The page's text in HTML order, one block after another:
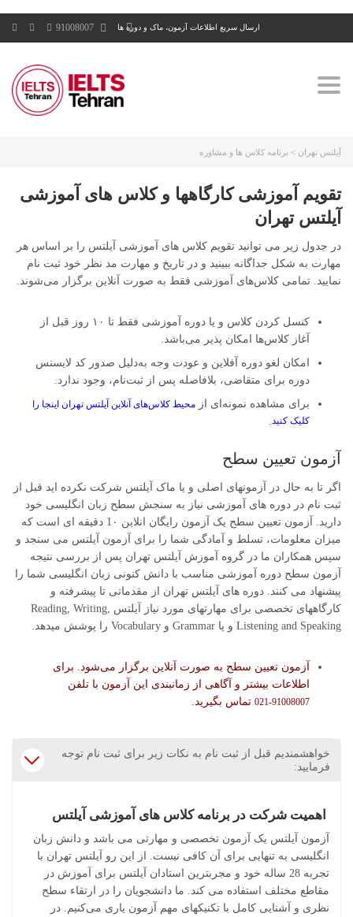
ارسال سریع اطلاعات آزمون، ماک و دوره ها 91008007
Toggle
آیلتس تهران > برنامه کلاس ها و مشاوره
تقویم آموزشی کارگاهها و کلاس های آموزشی
آیلتس تهران
در جدول زیر می توانید تقویم کلاس های آموزشی آیلتس را بر اساس هر
مهارت به شکل جداگانه ببینید و در تاریخ و مهارت مد نظر خود ثبت نام
نمایید. تمامی کلاس‌های آموزشی فقط به صورت آنلاین برگزار می‌شوند.
کنسل کردن کلاس و یا دوره آموزشی فقط تا ۱۰ روز قبل از
آغاز کلاس‌ها امکان پذیر می‌باشد.
امکان لغو دوره آفلاین و عودت وجه به‌دلیل صدور کد لایسنس
دوره برای متقاضی، بلافاصله پس از ثبت‌نام، وجود ندارد.
برای مشاهده نمونه‌ای از محیط کلاس‌های آنلاین آیلتس تهران اینجا را
کلیک کنید.
آزمون تعیین سطح
اگر تا به حال در آزمونهای اصلی و یا ماک آیلتس شرکت نکرده اید قبل از
ثبت نام در دوره های آموزشی نیاز به سنجش سطح زبان انگلیسی خود
دارید. آزمون تعیین سطح یک آزمون رایگان انلاین 1۰ دقیقه ای است که
میزان معلومات، تسلط و آمادگی شما را برای آزمون آیلتس می سنجد و
سپس همکاران ما در گروه آموزش آیلتس تهران پس از بررسی نتیجه
آزمون سطح دوره آموزشی مناسب با دانش کنونی زبان انگلیسی شما را
پیشنهاد می کنند. دوره های آیلتس تهران از مقدماتی تا پیشرفته و
کارگاههای تخصصی برای مهارتهای مورد نیاز آیلتس Reading, Writing,
Listening and Speaking و یا Grammar و Vocabulary را پوشش میدهد.
آزمون تعیین سطح به صورت آنلاین برگزار می‌شود. برای
اطلاعات بیشتر و آگاهی از زمانبندی این آزمون با تلفن
91008007-021 تماس بگیرید.
خواهشمندیم قبل از ثبت نام به نکات زیر برای ثبت نام توجه
فرمایید:
اهمیت شرکت در برنامه کلاس های آموزشی آیلتس
آزمون آیلتس یک آزمون تخصصی و مهارتی می باشد و دانش زبان
انگلیسی به تنهایی برای آن کافی نیست. از این رو آیلتس تهران با
تجربه 28 ساله خود و مجربترین استادان آیلتس برای آموزش در
مقاطع مختلف استفاده می کند. ما دانشجویان را در ارتقاء سطح
نظری و آشنایی کامل با تکنیکهای مهم آزمون یاری می‌کنیم. در